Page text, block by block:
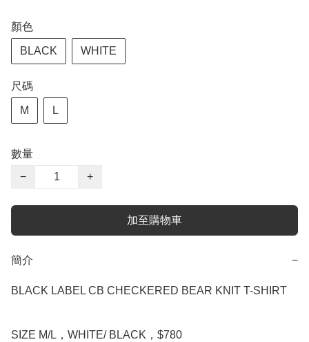
顏色
BLACK WHITE
尺碼
M L
數量
−
+
加至購物車
簡介 −
BLACK LABEL CB CHECKERED BEAR KNIT T-SHIRT
SIZE M/L，WHITE/ BLACK，$780